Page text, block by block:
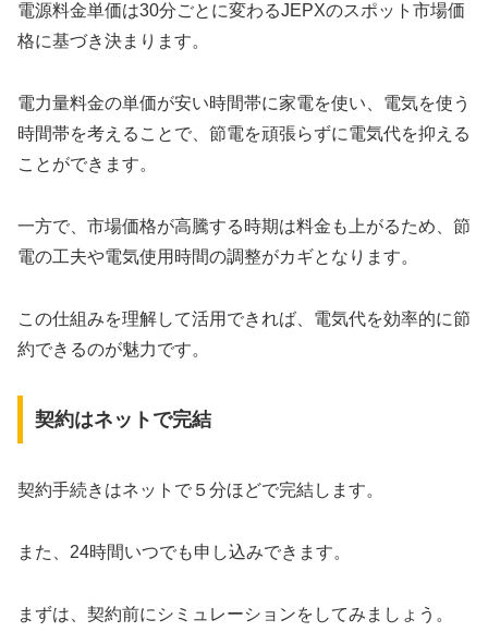
電源料金単価は30分ごとに変わるJEPXのスポット市場価
格に基づき決まります。
電力量料金の単価が安い時間帯に家電を使い、電気を使う
時間帯を考えることで、節電を頑張らずに電気代を抑える
ことができます。
一方で、市場価格が高騰する時期は料金も上がるため、節
電の工夫や電気使用時間の調整がカギとなります。
この仕組みを理解して活用できれば、電気代を効率的に節
約できるのが魅力です。
契約はネットで完結
契約手続きはネットで５分ほどで完結します。
また、24時間いつでも申し込みできます。
まずは、契約前にシミュレーションをしてみましょう。